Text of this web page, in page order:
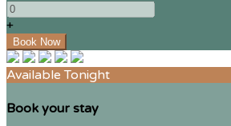
+
Available Tonight
Book your stay